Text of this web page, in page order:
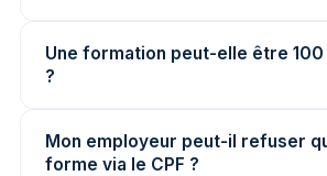
Une formation peut-elle être
?
Mon employeur peut-il refuser
forme via le CPF ?